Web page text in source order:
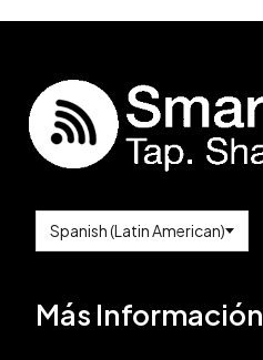
Más Información